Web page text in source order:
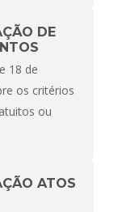
DE
18 de
os critérios
ou
ATOS